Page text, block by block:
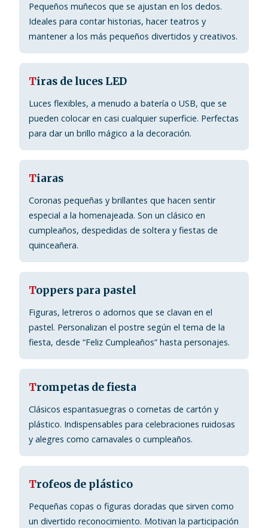
Pequeños muñecos que se ajustan en los dedos.
Ideales para contar historias, hacer teatros y
mantener a los más pequeños divertidos y creativos.
Tiras de luces LED
Luces flexibles, a menudo a batería o USB, que se
pueden colocar en casi cualquier superficie. Perfectas
para dar un brillo mágico a la decoración.
Tiaras
Coronas pequeñas y brillantes que hacen sentir
especial a la homenajeada. Son un clásico en
cumpleaños, despedidas de soltera y fiestas de
quinceañera.
Toppers para pastel
Figuras, letreros o adornos que se clavan en el
pastel. Personalizan el postre según el tema de la
fiesta, desde “Feliz Cumpleaños” hasta personajes.
Trompetas de fiesta
Clásicos espantasuegras o cornetas de cartón y
plástico. Indispensables para celebraciones ruidosas
y alegres como carnavales o cumpleaños.
Trofeos de plástico
Pequeñas copas o figuras doradas que sirven como
un divertido reconocimiento. Motivan la participación